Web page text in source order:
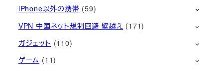
iPhone以外の携帯 (59)
VPN 中国ネット規制回避 壁越え (171)
ガジェット (110)
ゲーム (11)